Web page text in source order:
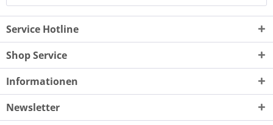
Service Hotline
Shop Service
Informationen
Newsletter